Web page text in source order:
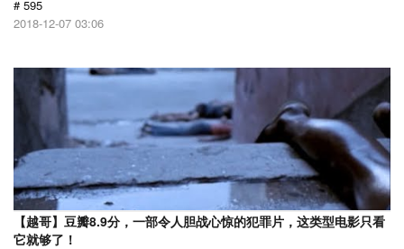
# 595
2018-12-07 03:06
【越哥】豆瓣8.9分，一部令人胆战心惊的犯罪片，这类型电影只看
它就够了！